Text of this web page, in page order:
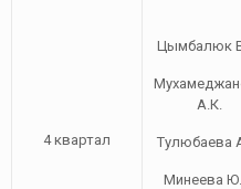
4 квартал
Цымбалюк
А.К.
Тулюбаева
Минеева